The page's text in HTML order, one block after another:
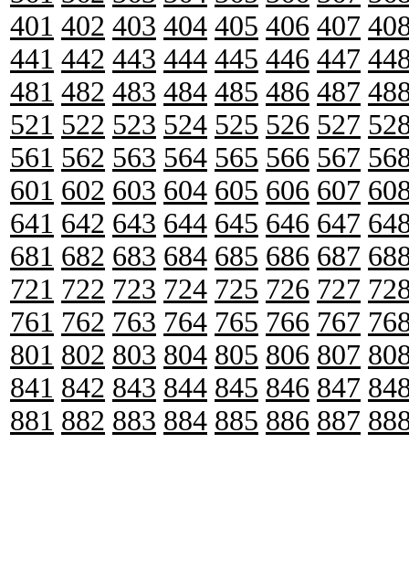
401 402 403 404 405 406 407
441 442 443 444 445 446 447
481 482 483 484 485 486 487
521 522 523 524 525 526 527
561 562 563 564 565 566 567
601 602 603 604 605 606 607
641 642 643 644 645 646 647
681 682 683 684 685 686 687
721 722 723 724 725 726 727
761 762 763 764 765 766 767
801 802 803 804 805 806 807
841 842 843 844 845 846 847
881 882 883 884 885 886 887